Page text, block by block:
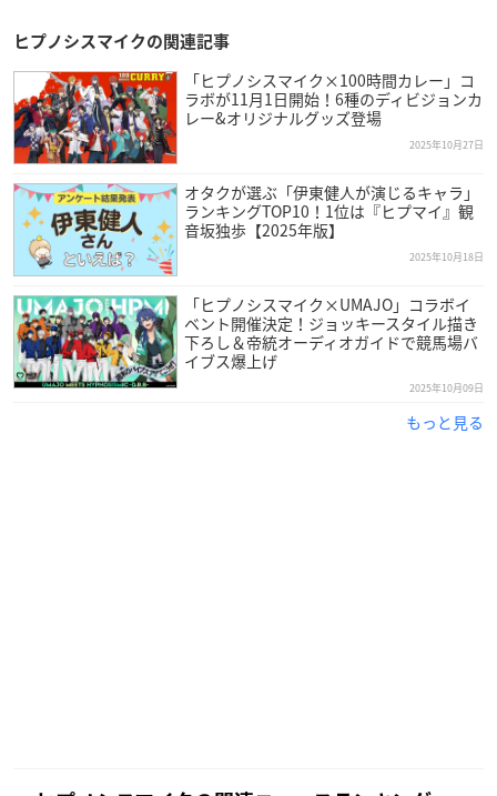
ヒプノシスマイクの関連記事
「ヒプノシスマイク×100時間カレー」コ
ラボが11月1日開始！6種のディビジョンカ
レー&オリジナルグッズ登場
2025年10月27日
オタクが選ぶ「伊東健人が演じるキャラ」
ランキングTOP10！1位は『ヒプマイ』観
音坂独歩【2025年版】
2025年10月18日
「ヒプノシスマイク×UMAJO」コラボイ
ベント開催決定！ジョッキースタイル描き
下ろし＆帝統オーディオガイドで競馬場バ
イブス爆上げ
2025年10月09日
もっと見る